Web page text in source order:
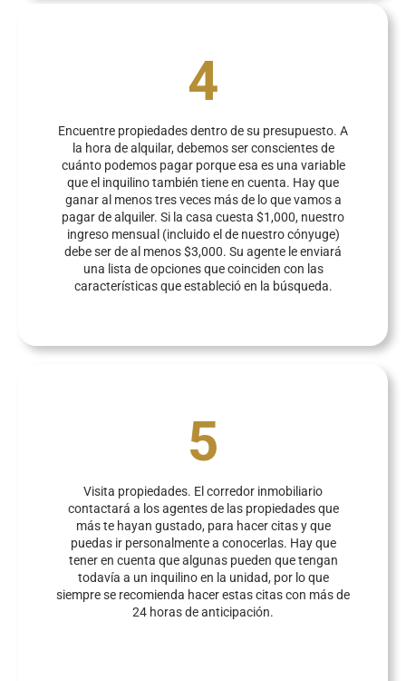
4
Encuentre propiedades dentro de su presupuesto. A
la hora de alquilar, debemos ser conscientes de
cuánto podemos pagar porque esa es una variable
que el inquilino también tiene en cuenta. Hay que
ganar al menos tres veces más de lo que vamos a
pagar de alquiler. Si la casa cuesta $1,000, nuestro
ingreso mensual (incluido el de nuestro cónyuge)
debe ser de al menos $3,000. Su agente le enviará
una lista de opciones que coinciden con las
características que estableció en la búsqueda.
5
Visita propiedades. El corredor inmobiliario
contactará a los agentes de las propiedades que
más te hayan gustado, para hacer citas y que
puedas ir personalmente a conocerlas. Hay que
tener en cuenta que algunas pueden que tengan
todavía a un inquilino en la unidad, por lo que
siempre se recomienda hacer estas citas con más de
24 horas de anticipación.